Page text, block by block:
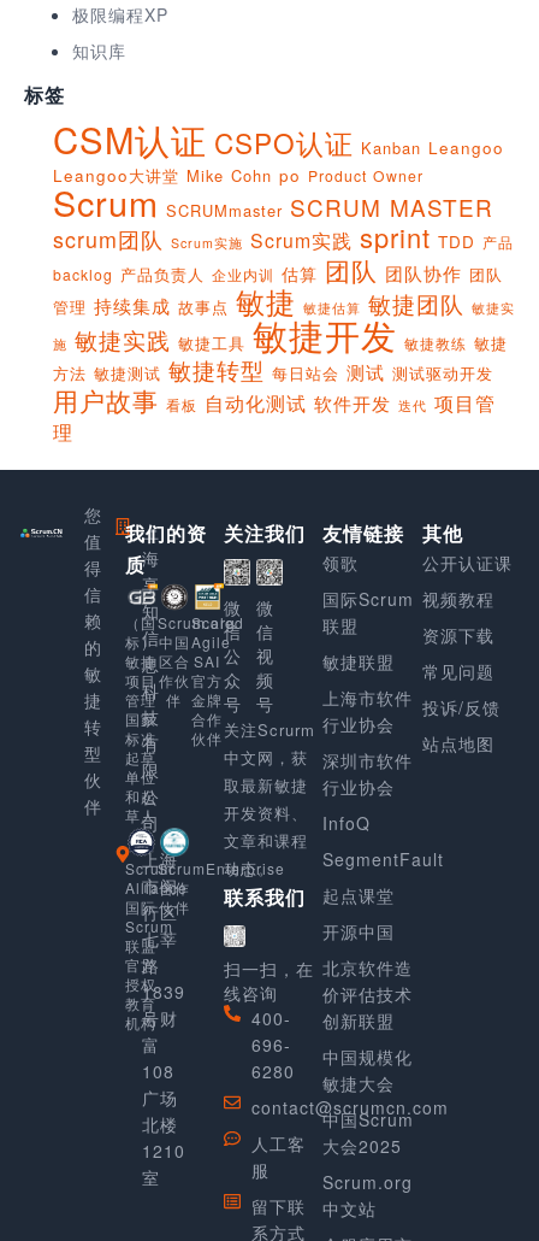
极限编程XP
知识库
标签
CSM认证 CSPO认证 Kanban Leangoo
Leangoo大讲堂 Mike Cohn po Product Owner
Scrum SCRUMmaster SCRUM MASTER
scrum团队 Scrum实施 Scrum实践 sprint TDD 产品
backlog 产品负责人 企业内训 估算 团队 团队协作 团队
管理 持续集成 故事点 敏捷 敏捷估算 敏捷团队 敏捷实
施 敏捷实践 敏捷工具 敏捷开发 敏捷教练 敏捷
方法 敏捷测试 敏捷转型 每日站会 测试 测试驱动开发
用户故事 看板 自动化测试 软件开发 迭代 项目管
理
您
值
得
信
赖
的
敏
捷
转
型
伙
伴
上
海
享
知
信
息
科
技
有
限
公
司
上海
市闵
行区
七莘
路
1839
号财
富
108
广场
北楼
1210
室
我们的资
质
（国
标）
敏捷
项目
管理
国家
标准
起草
单位
和起
草人
Scrum.org
中国
区合
作伙
伴
Scaled
Agile
SAI
官方
金牌
合作
伙伴
Scrum
Alliance
国际
Scrum
联盟
官方
授权
教育
机构
ScrumEnterprise
合作
伙伴
关注我们
微
信
公
众
号
微
信
视
频
号
关注Scrurm
中文网，获
取最新敏捷
开发资料、
文章和课程
动态。
联系我们
扫一扫，在
线咨询
400-
696-
6280
contact@scrumcn.com
人工客
服
留下联
系方式
友情链接
领歌
国际Scrum
联盟
敏捷联盟
上海市软件
行业协会
深圳市软件
行业协会
InfoQ
SegmentFault
起点课堂
开源中国
北京软件造
价评估技术
创新联盟
中国规模化
敏捷大会
中国Scrum
大会2025
Scrum.org
中文站
其他
公开认证课
视频教程
资源下载
常见问题
投诉/反馈
站点地图